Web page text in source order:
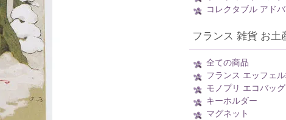
コレクタブル アド
フランス 雑貨 お土
全ての商品
フランス エッフェ
モノプリ エコバッグ
キーホルダー
マグネット